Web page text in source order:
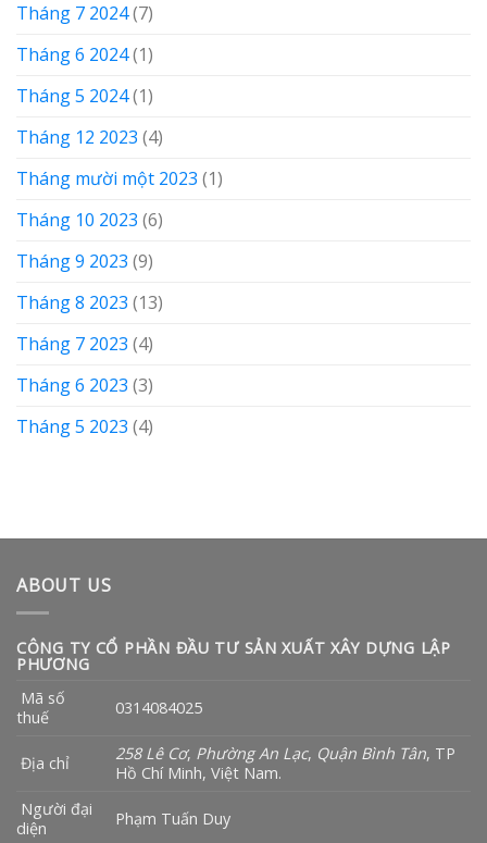
Tháng 7 2024(7)
Tháng 6 2024(1)
Tháng 5 2024(1)
Tháng 12 2023 (4)
Tháng mười một 2023 (1)
Tháng 10 2023 (6)
Tháng 9 2023 (9)
Tháng 8 2023 (13)
Tháng 7 2023 (4)
Tháng 6 2023 (3)
Tháng 5 2023 (4)
ABOUT US
CÔNG TY CỔ PHẦN ĐẦU TƯ SẢN XUẤT XÂY DỰNG LẬP
PHƯƠNG
Mã số
thuế
0314084025
Địa chỉ 258 Lê Cơ, Phường An Lạc, Quận Bình Tân, TP
Hồ Chí Minh, Việt Nam.
Người đại
diện
Phạm Tuấn Duy